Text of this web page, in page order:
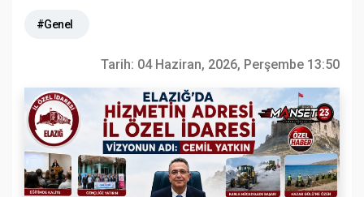
#Genel
Tarih: 04 Haziran, 2026, Perşembe 13:50